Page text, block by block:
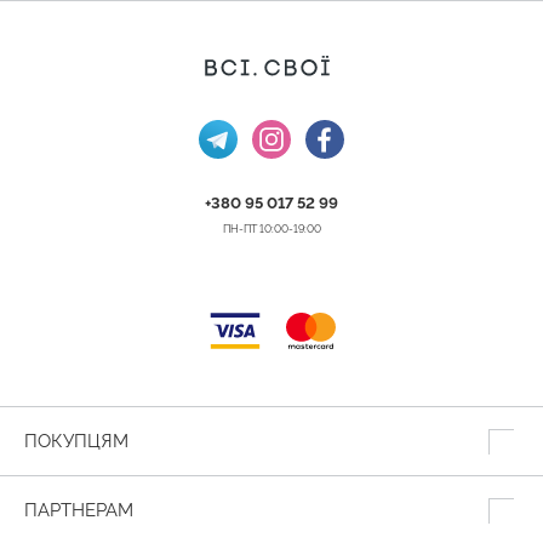
+380 95 017 52 99
ПН-ПТ 10:00-19:00
ПОКУПЦЯМ
ПАРТНЕРАМ